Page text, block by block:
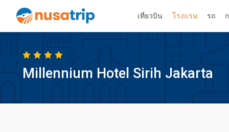
เที่ยวบิน โรงแรม รถ
Millennium Hotel Sirih Jakarta